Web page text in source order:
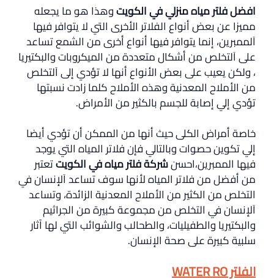
افضل فلتر مياه منزلي في الكويتوهذا هو ما يجعله
مميزا عن بعض أنواع الفلاتر الأخرى التي لا يتوافر فيها
اَلممبرين، إنما يتوافر فيها أنواع أخرى من الشمع تساعد
على اَلتخلص من أشكال متعددة من الميكروبات والبكتيريا
، ولكن يعيب على بعض الأنواع أنها لا تؤدي إلى اَلتخلص
من الأملاح المعدنية وهذه الأملاح كلما زادت نسبتها
تؤدي إلي إصابة للجسم بالكثير من الأمراض.
خاصة أمراض الكلى حيث أنها من الممكن أن تؤدي أيضا
إلي تكوين حصوات وبالتالي فإن فلاتر المياه التي يوجد
فيها الممبرين،احسنشركة فلتر مياه في الكويتتعتبر
من أفضل من فلاتر المياه لأنها سوف تساعد اَلإنسان في
التخلص من الكثير من الأملاح المعدنية الزائدة، وتساعد
اَلإنسان في التخلص من مجموعة كبيرة من الجراثيم
والبكتيريا والطفيليات، والطحالب والشوائب التي لها آثار
سلبية كبيرة على صحة الإنسان.
الفلتر WATER RO